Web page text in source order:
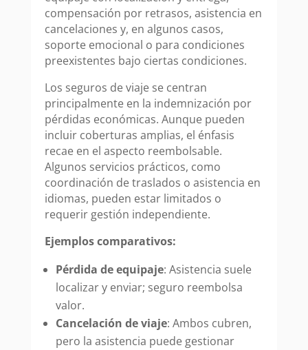
compensación por retrasos, asistencia en
cancelaciones y, en algunos casos,
soporte emocional o para condiciones
preexistentes bajo ciertas condiciones.
Los seguros de viaje se centran
principalmente en la indemnización por
pérdidas económicas. Aunque pueden
incluir coberturas amplias, el énfasis
recae en el aspecto reembolsable.
Algunos servicios prácticos, como
coordinación de traslados o asistencia en
idiomas, pueden estar limitados o
requerir gestión independiente.
Ejemplos comparativos:
Pérdida de equipaje: Asistencia suele
localizar y enviar; seguro reembolsa
valor.
Cancelación de viaje: Ambos cubren,
pero la asistencia puede gestionar